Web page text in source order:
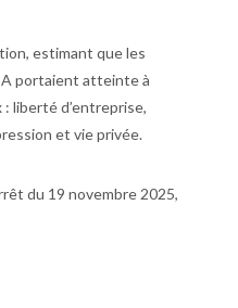
estimant que les
portaient atteinte à
liberté d’entreprise,
et vie privée.
du 19 novembre 2025,